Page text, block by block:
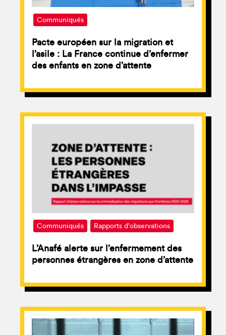
Communiqués
Pacte européen sur la migration et
l’asile : La France continue d’enfermer
des enfants en zone d’attente
Communiqués Rapports d'observations
L’Anafé alerte sur l’enfermement des
personnes étrangères en zone d’attente